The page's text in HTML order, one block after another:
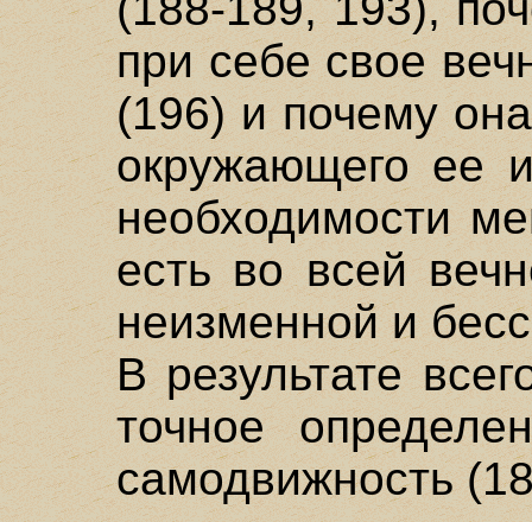
при себе свое
(196) и почему
окружающего ее
необходимости
есть во всей
неизменной и
В результате
точное
самодвижность